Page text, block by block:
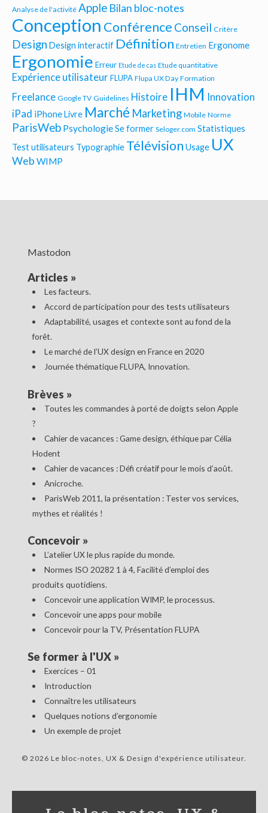
Analyse de l'activité Apple Bilan bloc-notes
Conception Conférence Conseil Critère
Design Design interactif Définition Entretien Ergonome
Ergonomie Erreur Etude de cas Etude quantitative
Expérience utilisateur FLUPA Flupa UX Day Formation
Freelance Google TV Guidelines Histoire IHM Innovation
iPad iPhoneLivre Marché Marketing Mobile Norme
ParisWeb PsychologieSe former Seloger.com Statistiques
Test utilisateurs Typographie Télévision Usage UX
Web WIMP
Mastodon
Articles »
Les facteurs.
Accord de participation pour des tests utilisateurs
Adaptabilité, usages et contexte sont au fond de la
forêt.
Le marché de l’UX design en France en 2020
Journée thématique FLUPA, Innovation.
Brèves »
Toutes les commandes à porté de doigts selon Apple
?
Cahier de vacances : Game design, éthique par Célia
Hodent
Cahier de vacances : Défi créatif pour le mois d’août.
Anicroche.
ParisWeb 2011, la présentation : Tester vos services,
mythes et réalités !
Concevoir»
L’atelier UX le plus rapide du monde.
Normes ISO 20282 1 à 4, Facilité d’emploi des
produits quotidiens.
Concevoir une application WIMP, le processus.
Concevoir une apps pour mobile
Concevoir pour la TV, Présentation FLUPA
Se former à l'UX»
Exercices – 01
Introduction
Connaître les utilisateurs
Quelques notions d’ergonomie
Un exemple de projet
© 2026 Le bloc-notes, UX & Design d'expérience utilisateur